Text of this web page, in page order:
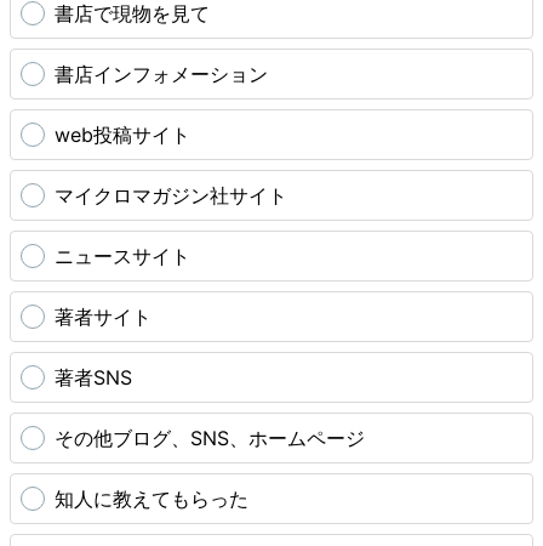
書店で現物を見て
書店インフォメーション
web投稿サイト
マイクロマガジン社サイト
ニュースサイト
著者サイト
著者SNS
その他ブログ、SNS、ホームページ
知人に教えてもらった